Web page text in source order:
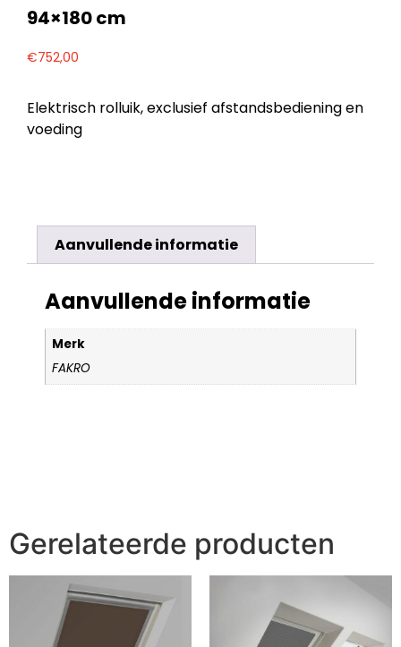
94×180 cm
€752,00
Elektrisch rolluik, exclusief afstandsbediening en
voeding
Aanvullende informatie
Aanvullende informatie
Merk
FAKRO
Gerelateerde producten